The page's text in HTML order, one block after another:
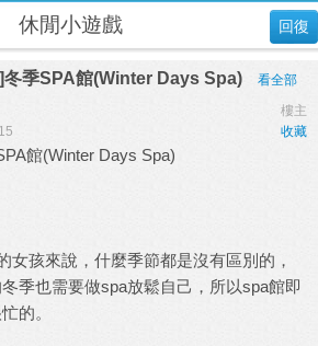
回復
休閒小遊戲
冬季SPA館(Winter Days Spa) 看全部
樓主
收藏
館(Winter Days Spa)
女孩來說，什麼季節都是沒有區別的，
季也需要做spa放鬆自己，所以spa館即
的。